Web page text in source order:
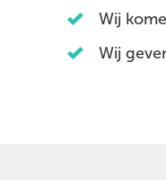
Wij
Wij